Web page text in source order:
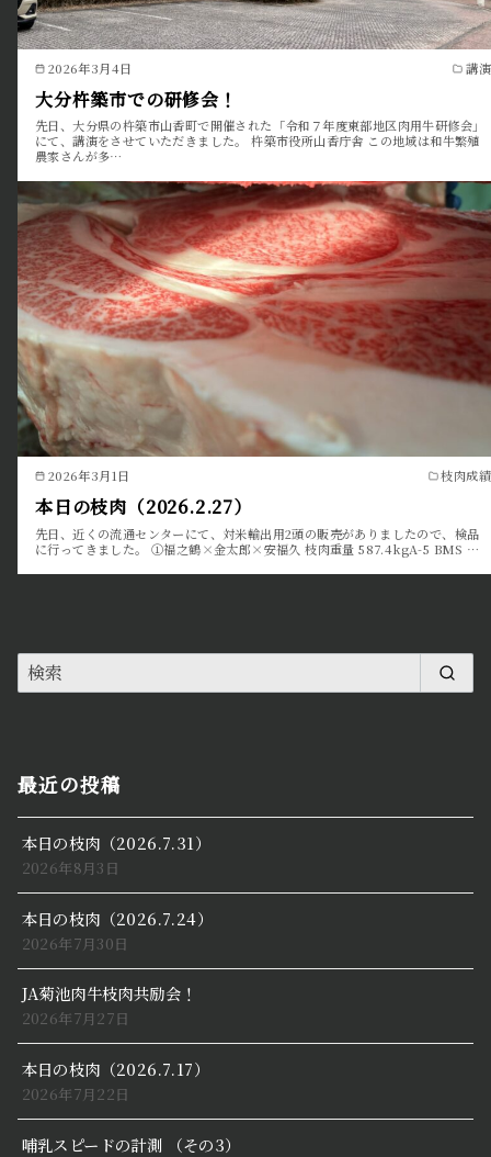
2026年3月4日 講演
大分杵築市での研修会！
先日、大分県の杵築市山香町で開催された「令和７年度東部地区肉用牛研修会」
にて、講演をさせていただきました。 杵築市役所山香庁舎 この地域は和牛繁殖
農家さんが多…
2026年3月1日 枝肉成績
本日の枝肉（2026.2.27）
先日、近くの流通センターにて、対米輸出用2頭の販売がありましたので、検品
に行ってきました。 ①福之鶴×金太郎×安福久 枝肉重量 587.4kgA-5 BMS …
最近の投稿
本日の枝肉（2026.7.31）
2026年8月3日
本日の枝肉（2026.7.24）
2026年7月30日
JA菊池肉牛枝肉共励会！
2026年7月27日
本日の枝肉（2026.7.17）
2026年7月22日
哺乳スピードの計測 （その3）